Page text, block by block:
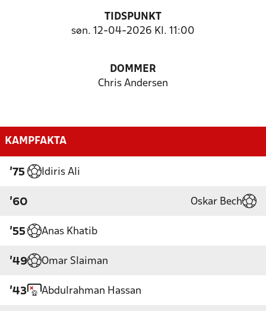
TIDSPUNKT
søn. 12-04-2026 Kl. 11:00
DOMMER
Chris Andersen
KAMPFAKTA
'75 Idiris Ali
'60 Oskar Bech
'55 Anas Khatib
'49 Omar Slaiman
'43 Abdulrahman Hassan